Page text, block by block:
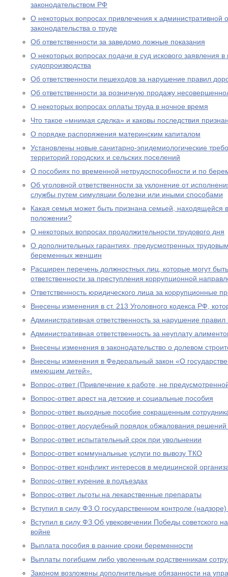
законодательством РФ
О некоторых вопросах привлечения к административной
законодательства о труде
Об ответственности за заведомо ложные показания
О некоторых вопросах подачи в суд искового заявления в
судопроизводства
Об ответственности пешеходов за нарушение правил
Об ответственности за розничную продажу
О некоторых вопросах оплаты труда в ночное время
Что такое «мнимая сделка» и каковы последствия
О порядке распоряжения материнским капиталом
Установлены новые санитарно-эпидемиологические
территорий городских и сельских поселений
О пособиях по временной нетрудоспособности и по
Об уголовной ответственности за уклонение от
службы путем симуляции болезни или иными способами
Какая семья может быть признана семьей, находящейся
положении?
О некоторых вопросах продолжительности трудового дня
О дополнительных гарантиях, предусмотренных
беременных женщин
Расширен перечень должностных лиц, которые могут
ответственности за преступления коррупционной
Ответственность юридического лица за коррупционные
Внесены изменения в ст. 213 Уголовного кодекса РФ,
Административная ответственность за нарушение
Административная ответственность за неуплату
Внесены изменения в законодательство о долевом
Внесены изменения в Федеральный закон «О
имеющим детей».
Вопрос-ответ (Привлечение к работе, не
Вопрос-ответ арест на детские и социальные пособия
Вопрос-ответ выходные пособие сокращенным
Вопрос-ответ досудебный порядок обжалования
Вопрос-ответ испытательный срок при увольнении
Вопрос-ответ коммунальные услуги по вывозу ТКО
Вопрос-ответ конфликт интересов в медицинской
Вопрос-ответ курение в подъездах
Вопрос-ответ льготы на лекарственные препараты
Вступил в силу ФЗ О государственном контроле
Вступил в силу ФЗ Об увековечении Победы советского
войне
Выплата пособия в ранние сроки беременности
Выплаты погибшим либо уволенным родственникам
Законом возложены дополнительные обязанности на